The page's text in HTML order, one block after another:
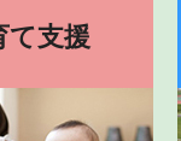
て支援